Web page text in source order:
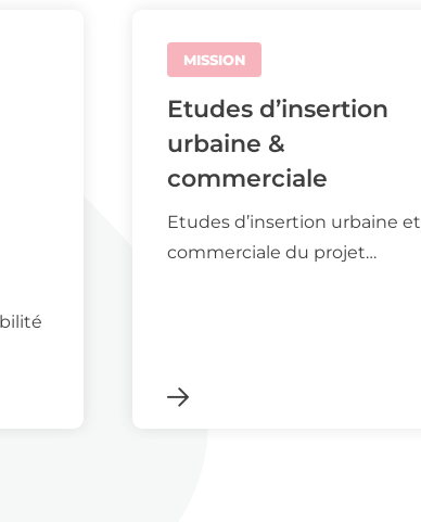
MISSION
Etudes d’insertion
urbaine &
commerciale
Etudes d’insertion urbaine et
commerciale du projet…